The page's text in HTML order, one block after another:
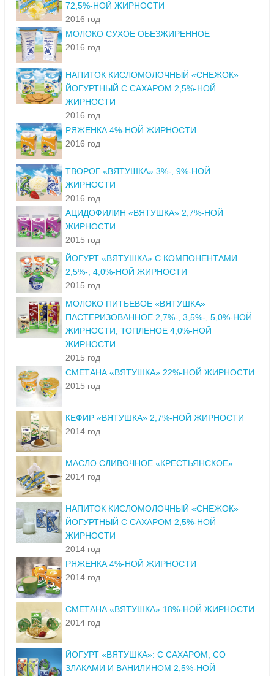
72,5%-НОЙ ЖИРНОСТИ
2016 год
МОЛОКО СУХОЕ ОБЕЗЖИРЕННОЕ
2016 год
НАПИТОК КИСЛОМОЛОЧНЫЙ «СНЕЖОК»
ЙОГУРТНЫЙ С САХАРОМ 2,5%-НОЙ
ЖИРНОСТИ
2016 год
РЯЖЕНКА 4%-НОЙ ЖИРНОСТИ
2016 год
ТВОРОГ «ВЯТУШКА» 3%-, 9%-НОЙ
ЖИРНОСТИ
2016 год
АЦИДОФИЛИН «ВЯТУШКА» 2,7%-НОЙ
ЖИРНОСТИ
2015 год
ЙОГУРТ «ВЯТУШКА» С КОМПОНЕНТАМИ
2,5%-, 4,0%-НОЙ ЖИРНОСТИ
2015 год
МОЛОКО ПИТЬЕВОЕ «ВЯТУШКА»
ПАСТЕРИЗОВАННОЕ 2,7%-, 3,5%-, 5,0%-НОЙ
ЖИРНОСТИ, ТОПЛЕНОЕ 4,0%-НОЙ
ЖИРНОСТИ
2015 год
СМЕТАНА «ВЯТУШКА» 22%-НОЙ ЖИРНОСТИ
2015 год
КЕФИР «ВЯТУШКА» 2,7%-НОЙ ЖИРНОСТИ
2014 год
МАСЛО СЛИВОЧНОЕ «КРЕСТЬЯНСКОЕ»
2014 год
НАПИТОК КИСЛОМОЛОЧНЫЙ «СНЕЖОК»
ЙОГУРТНЫЙ С САХАРОМ 2,5%-НОЙ
ЖИРНОСТИ
2014 год
РЯЖЕНКА 4%-НОЙ ЖИРНОСТИ
2014 год
СМЕТАНА «ВЯТУШКА» 18%-НОЙ ЖИРНОСТИ
2014 год
ЙОГУРТ «ВЯТУШКА»: С САХАРОМ, СО
ЗЛАКАМИ И ВАНИЛИНОМ 2,5%-НОЙ